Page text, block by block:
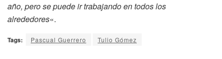
año, pero se puede ir trabajando en todos los
alrededores«.
Tags: Pascual Guerrero Tulio Gómez